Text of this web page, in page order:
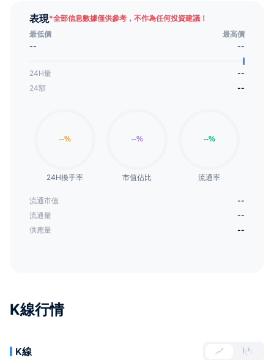
表現*全部信息數據僅供參考，不作為任何投資建議！
最低價
最高價
--
--
24H量
--
24額
--
24H換手率 市值佔比 流通率
流通市值
--
流通量
--
供應量
--
K線行情
K線